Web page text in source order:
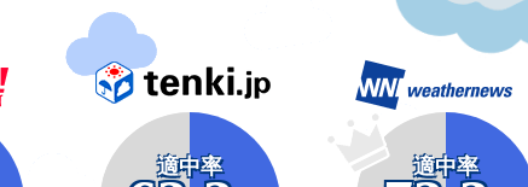
適中率 適中率